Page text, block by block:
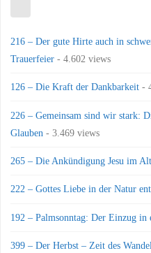
216 – Der gute Hirte auch in
Trauerfeier - 4.602 views
126 – Die Kraft der Dankbarkeit -
226 – Gemeinsam sind wir stark:
Glauben - 3.469 views
265 – Die Ankündigung Jesu im
222 – Gottes Liebe in der Natur
192 – Palmsonntag: Der Einzug in
399 – Der Herbst – Zeit des